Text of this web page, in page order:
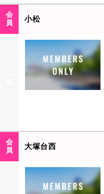
会
員
小松
会
員
大塚台西